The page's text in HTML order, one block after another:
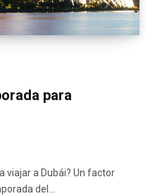
para
viajar a Dubái? Un factor
del…